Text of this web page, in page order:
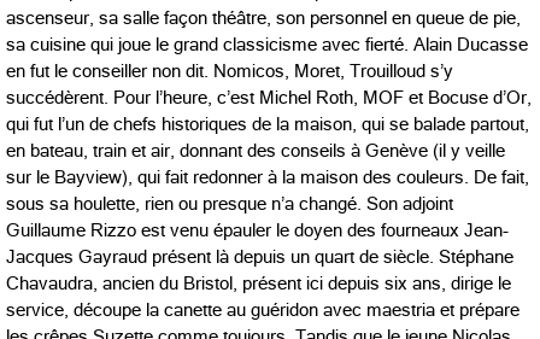
ascenseur, sa salle façon théâtre, son personnel en queue de pie,
sa cuisine qui joue le grand classicisme avec fierté. Alain Ducasse
en fut le conseiller non dit. Nomicos, Moret, Trouilloud s’y
succédèrent. Pour l’heure, c’est Michel Roth, MOF et Bocuse d’Or,
qui fut l’un de chefs historiques de la maison, qui se balade partout,
en bateau, train et air, donnant des conseils à Genève (il y veille
sur le Bayview), qui fait redonner à la maison des couleurs. De fait,
sous sa houlette, rien ou presque n’a changé. Son adjoint
Guillaume Rizzo est venu épauler le doyen des fourneaux Jean-
Jacques Gayraud présent là depuis un quart de siècle. Stéphane
Chavaudra, ancien du Bristol, présent ici depuis six ans, dirige le
service, découpe la canette au guéridon avec maestria et prépare